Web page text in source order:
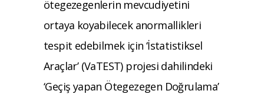
ötegezegenlerin mevcudiyetini
ortaya koyabilecek anormallikleri
tespit edebilmek için ‘İstatistiksel
Araçlar’ (VaTEST) projesi dahilindeki
‘Geçiş yapan Ötegezegen Doğrulama’